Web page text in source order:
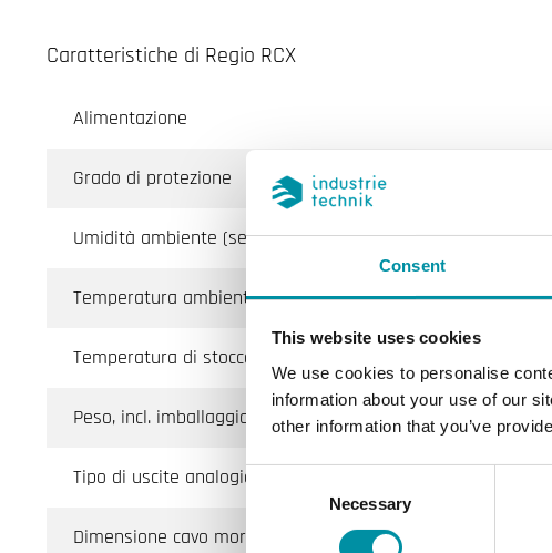
Consent
This website uses cookies
We use cookies to personalise
information about your use of our
other information that you’ve
Consent
Necessary
Caratteristiche di Regio RCX
Alimentazione
Grado di protezione
Umidità ambiente (senza condensa)
Temperatura ambiente
Temperatura di stoccaggio
Peso, incl. imballaggio
Tipo di uscite analogiche (AO)
Dimensione cavo morsetto